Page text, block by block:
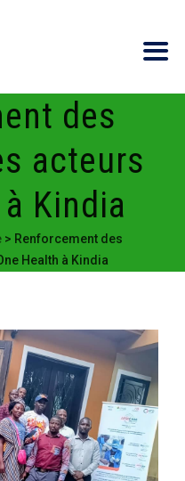
des
acteurs
Kindia
> Renforcement des
Health à Kindia